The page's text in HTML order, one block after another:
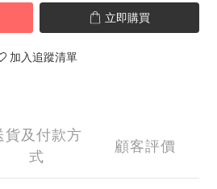
立即購買
加入追蹤清單
貨及付款方
式
顧客評價